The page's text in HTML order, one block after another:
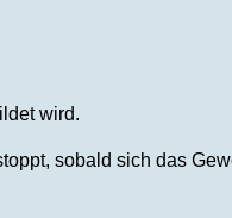
wird.
sobald sich das